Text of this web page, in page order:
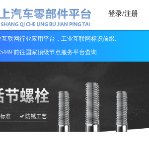
登录/注册
联网行业应用平台，工业互联网标识前缀:
前往国家顶级节点服务平台查询